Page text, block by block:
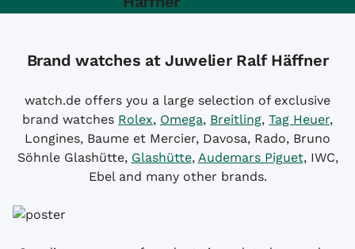
Brand watches at Juwelier Ralf Häffner
watch.de offers you a large selection of exclusive
brand watches Rolex, Omega, Breitling, Tag Heuer,
Longines, Baume et Mercier, Davosa, Rado, Bruno
Söhnle Glashütte, Glashütte, Audemars Piguet, IWC,
Ebel and many other brands.